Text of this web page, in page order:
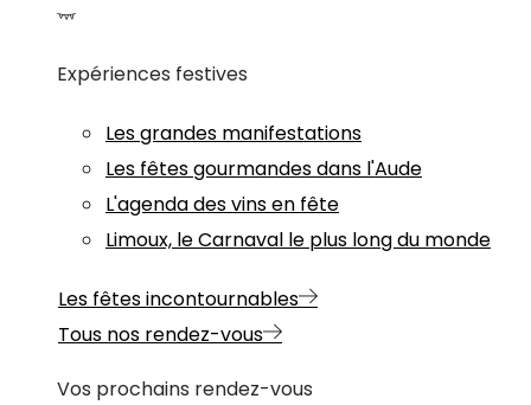
Expériences festives
Les grandes manifestations
Les fêtes gourmandes dans l'Aude
L'agenda des vins en fête
Limoux, le Carnaval le plus long du monde
Les fêtes incontournables
Tous nos rendez-vous
Vos prochains rendez-vous